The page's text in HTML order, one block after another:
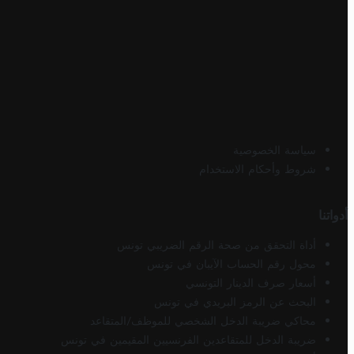
سياسة الخصوصية
شروط وأحكام الاستخدام
أدواتنا
أداة التحقق من صحة الرقم الضريبي تونس
محول رقم الحساب الآيبان في تونس
أسعار صرف الدينار التونسي
البحث عن الرمز البريدي في تونس
محاكي ضريبة الدخل الشخصي للموظف/المتقاعد
ضريبة الدخل للمتقاعدين الفرنسيين المقيمين في تونس